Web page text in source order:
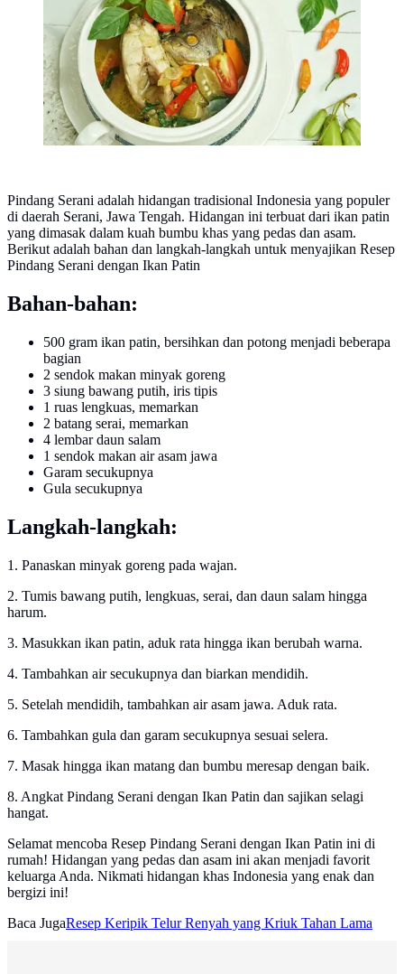
Pindang Serani adalah hidangan tradisional Indonesia yang populer
di daerah Serani, Jawa Tengah. Hidangan ini terbuat dari ikan patin
yang dimasak dalam kuah bumbu khas yang pedas dan asam.
Berikut adalah bahan dan langkah-langkah untuk menyajikan Resep
Pindang Serani dengan Ikan Patin
Bahan-bahan:
500 gram ikan patin, bersihkan dan potong menjadi beberapa
bagian
2 sendok makan minyak goreng
3 siung bawang putih, iris tipis
1 ruas lengkuas, memarkan
2 batang serai, memarkan
4 lembar daun salam
1 sendok makan air asam jawa
Garam secukupnya
Gula secukupnya
Langkah-langkah:
1. Panaskan minyak goreng pada wajan.
2. Tumis bawang putih, lengkuas, serai, dan daun salam hingga
harum.
3. Masukkan ikan patin, aduk rata hingga ikan berubah warna.
4. Tambahkan air secukupnya dan biarkan mendidih.
5. Setelah mendidih, tambahkan air asam jawa. Aduk rata.
6. Tambahkan gula dan garam secukupnya sesuai selera.
7. Masak hingga ikan matang dan bumbu meresap dengan baik.
8. Angkat Pindang Serani dengan Ikan Patin dan sajikan selagi
hangat.
Selamat mencoba Resep Pindang Serani dengan Ikan Patin ini di
rumah! Hidangan yang pedas dan asam ini akan menjadi favorit
keluarga Anda. Nikmati hidangan khas Indonesia yang enak dan
bergizi ini!
Baca JugaResep Keripik Telur Renyah yang Kriuk Tahan Lama